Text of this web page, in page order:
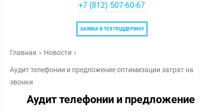
+7 (812) 507-60-67
ЗАЯВКА В ТЕХ ПОДДЕРЖКУ
Главная Новости
Аудит телефонии и предложение оптимизации затрат на
звонки
Аудит телефонии и предложение